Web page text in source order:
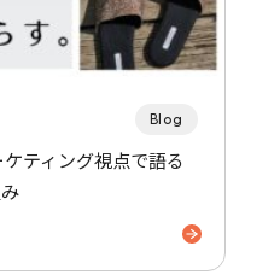
Blog
ティング視点で語る